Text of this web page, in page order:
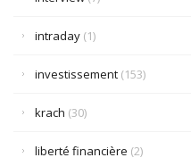
intraday (1)
investissement (153)
krach (30)
liberté financière (2)